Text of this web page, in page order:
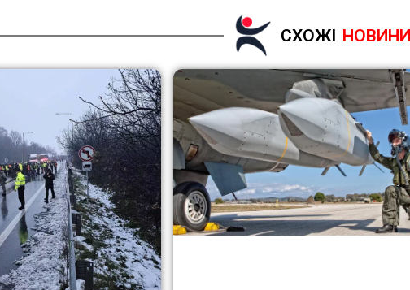
СХОЖІ НОВИНИ